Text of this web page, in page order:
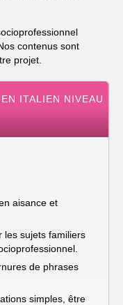
contenus sont
projet.
ITALIEN NIVEAU
aisance et
les sujets familiers
de phrases
simples, être